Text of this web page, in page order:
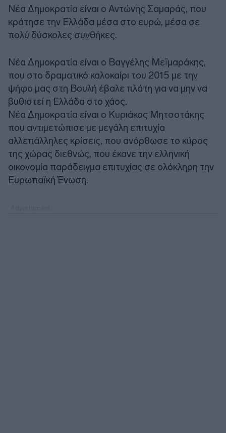
Νέα Δημοκρατία είναι ο Αντώνης Σαμαράς, που
κράτησε την Ελλάδα μέσα στο ευρώ, μέσα σε
πολύ δύσκολες συνθήκες.
Nέα Δημοκρατία είναι ο Βαγγέλης Μεϊμαράκης,
που στο δραματικό καλοκαίρι του 2015 με την
ψήφο μας στη Βουλή έβαλε πλάτη για να μην να
βυθιστεί η Ελλάδα στο χάος.
Νέα Δημοκρατία είναι ο Κυριάκος Μητσοτάκης
που αντιμετώπισε με μεγάλη επιτυχία
αλλεπάλληλες κρίσεις, που ανόρθωσε το κύρος
της χώρας διεθνώς, που έκανε την ελληνική
οικονομία παράδειγμα επιτυχίας σε ολόκληρη την
Ευρωπαϊκή Ένωση.